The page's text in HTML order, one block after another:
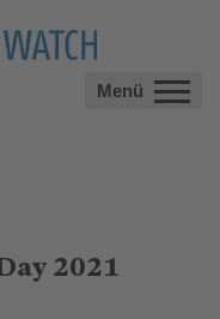
Menü
2021